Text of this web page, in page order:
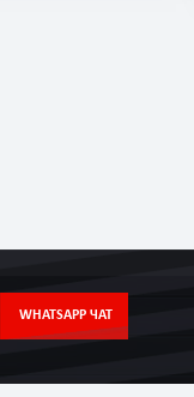
WHATSAPP ЧАТ